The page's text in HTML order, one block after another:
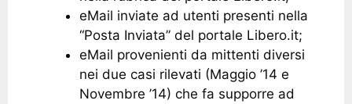
eMail inviate ad utenti presenti nella
“Posta Inviata” del portale Libero.it;
eMail provenienti da mittenti diversi
nei due casi rilevati (Maggio ’14 e
Novembre ’14) che fa supporre ad